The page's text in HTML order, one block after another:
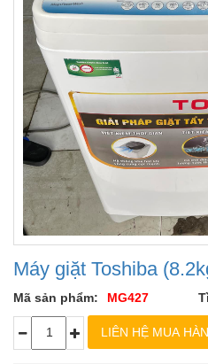
Máy giặt Toshiba
Mã sản phẩm: MG427